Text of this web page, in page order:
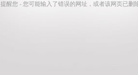
提醒您 - 您可能输入了错误的网址，或者该网页已删